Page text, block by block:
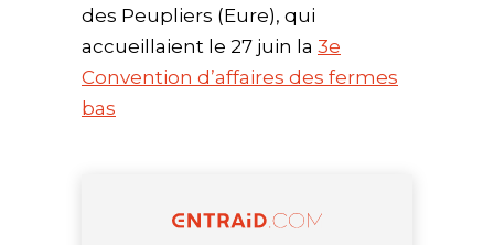
des Peupliers (Eure), qui
accueillaient le 27 juin la 3e
Convention d’affaires des fermes
bas